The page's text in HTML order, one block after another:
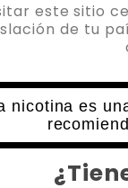
este sitio
de tu
nicotina es
EFEST
EFEST
19,95€
CANTIDAD
-